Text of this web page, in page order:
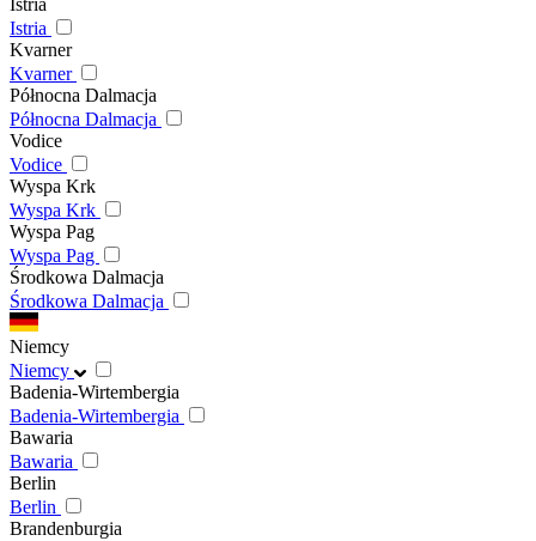
Istria
Istria
Kvarner
Kvarner
Północna Dalmacja
Północna Dalmacja
Vodice
Vodice
Wyspa Krk
Wyspa Krk
Wyspa Pag
Wyspa Pag
Środkowa Dalmacja
Środkowa Dalmacja
Niemcy
Niemcy
Badenia-Wirtembergia
Badenia-Wirtembergia
Bawaria
Bawaria
Berlin
Berlin
Brandenburgia